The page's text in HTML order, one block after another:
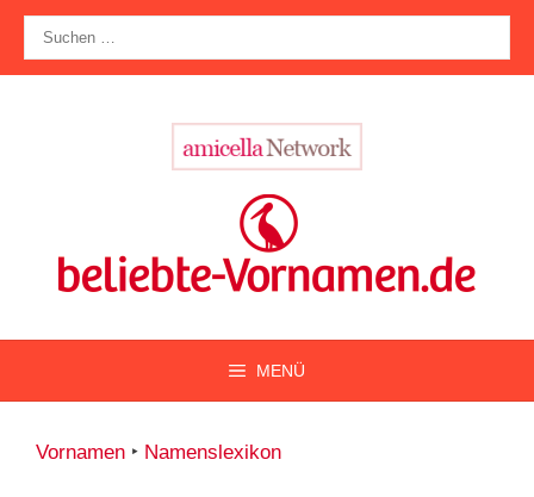
Zum
Inhalt
springen
nach:
MENÜ
Vornamen ‣ Namenslexikon